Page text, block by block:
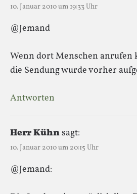
10. Januar 2010 um 19:33 Uhr
@Jemand
Wenn dort Menschen anrufen
die Sendung wurde vorher
Antworten
Herr Kühnsagt:
10. Januar 2010 um 20:15 Uhr
@Jemand: